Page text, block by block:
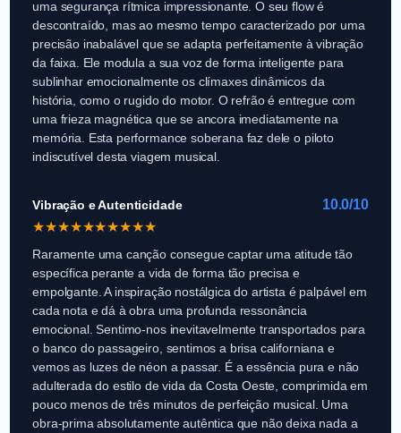
uma segurança rítmica impressionante. O seu flow é
descontraído, mas ao mesmo tempo caracterizado por uma
precisão inabalável que se adapta perfeitamente à vibração
da faixa. Ele modula a sua voz de forma inteligente para
sublinhar emocionalmente os clímaxes dinâmicos da
história, como o rugido do motor. O refrão é entregue com
uma frieza magnética que se ancora imediatamente na
memória. Esta performance soberana faz dele o piloto
indiscutível desta viagem musical.
Vibração e Autenticidade
10.0/10
★★★★★★★★★★
Raramente uma canção consegue captar uma atitude tão
específica perante a vida de forma tão precisa e
empolgante. A inspiração nostálgica do artista é palpável em
cada nota e dá à obra uma profunda ressonância
emocional. Sentimo-nos inevitavelmente transportados para
o banco do passageiro, sentimos a brisa californiana e
vemos as luzes de néon a passar. É a essência pura e não
adulterada do estilo de vida da Costa Oeste, comprimida em
pouco menos de três minutos de perfeição musical. Uma
obra-prima absolutamente autêntica que não deixa nada a